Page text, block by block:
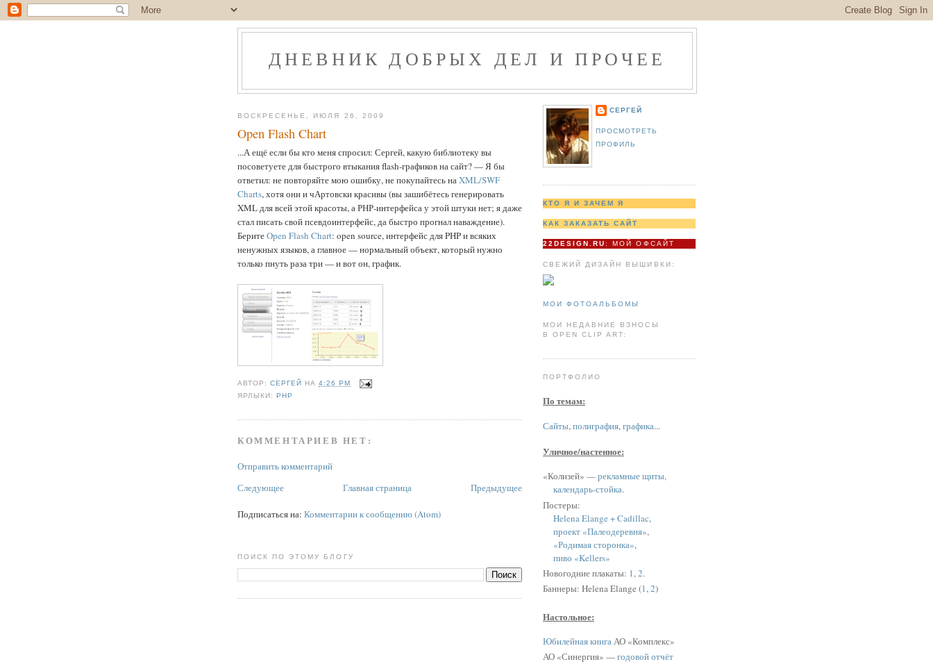
ДНЕВНИК ДОБРЫХ ДЕЛ И ПРОЧЕЕ
ВОСКРЕСЕНЬЕ, ИЮЛЯ 26, 2009
Open Flash Chart
...А ещё если бы кто меня спросил: Сергей, какую библиотеку вы
посоветуете для быстрого втыкания flash-графиков на сайт? — Я бы
ответил: не повторяйте мою ошибку, не покупайтесь наXML/SWF
Charts, хотя они и чАртовски красивы (вы зашибётесь генерировать
XML для всей этой красоты, а РНР-интерфейса у этой штуки нет; я даже
стал писать свой псевдоинтерфейс, да быстро прогнал наваждение).
БеритеOpen Flash Chart: open source, интерфейс для PHP и всяких
ненужных языков, а главное — нормальный объект, который нужно
только пнуть раза три — и вот он, график.
АВТОР:СЕРГЕЙ НА4:26 PM
ЯРЛЫКИ:PHP
КОММЕНТАРИЕВ НЕТ:
Отправить комментарий
Следующее
Предыдущее
Главная страница
Подписаться на: Комментарии к сообщению (Atom)
ПОИСК ПО ЭТОМУ БЛОГУ
СЕРГЕЙ
ПРОСМОТРЕТЬ
ПРОФИЛЬ
КТО Я И ЗАЧЕМ Я
КАК ЗАКАЗАТЬ САЙТ
22DESIGN.RU : МОЙ ОФСАЙТ
СВЕЖИЙ ДИЗАЙН ВЫШИВКИ:
МОИ ФОТОАЛЬБОМЫ
МОИ НЕДАВНИЕ ВЗНОСЫ
В OPEN CLIP ART:
ПОРТФОЛИО
По темам:
Сайты,полиграфия,графика...
Уличное/настенное:
«Колизей» —рекламные щиты,
календарь-стойка.
Постеры:
Helena Elange + Cadillac,
проект «Палеодеревня»,
«Родимая сторонка»,
пиво «Kellers»
Новогодние плакаты: 1,2.
Баннеры: Helena Elange (1,2)
Настольное:
Юбилейная книгаАО «Комплекс»
АО «Синергия» —годовой отчёт